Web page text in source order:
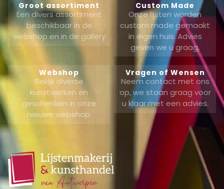
Groot assortiment
Een divers assortiment
beschikbaar in de
webshop en in de gallery
Custom Made
Onze lijsten worden
custom made gemaakt
in eigen huis. Advies
geven we u graag,
Webshop
Bekijk diverse
kunstwerken en
geschenken in onze
nieuwe webshop.
Vragen of Wensen
Neem contact met ons
op, we staan graag voor
u klaar met een advies.